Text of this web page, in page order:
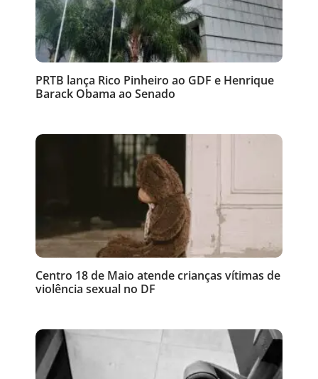
PRTB lança Rico Pinheiro ao GDF e Henrique
Barack Obama ao Senado
Centro 18 de Maio atende crianças vítimas de
violência sexual no DF